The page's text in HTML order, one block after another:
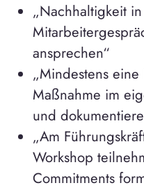
„Nachhaltigkeit
ansprechen“
„Mindestens
Maßnahme im
und
„Am
Workshop
Commitments